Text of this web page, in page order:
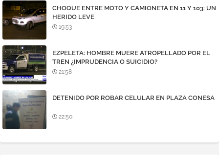
CHOQUE ENTRE MOTO Y CAMIONETA EN 11 Y 103: UN
HERIDO LEVE
19:53
EZPELETA: HOMBRE MUERE ATROPELLADO POR EL
TREN ¿IMPRUDENCIA O SUICIDIO?
21:58
DETENIDO POR ROBAR CELULAR EN PLAZA CONESA
22:50